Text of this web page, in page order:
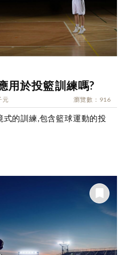
用於投籃訓練嗎?
元 瀏覽數 916
的訓練,包含籃球運動的投